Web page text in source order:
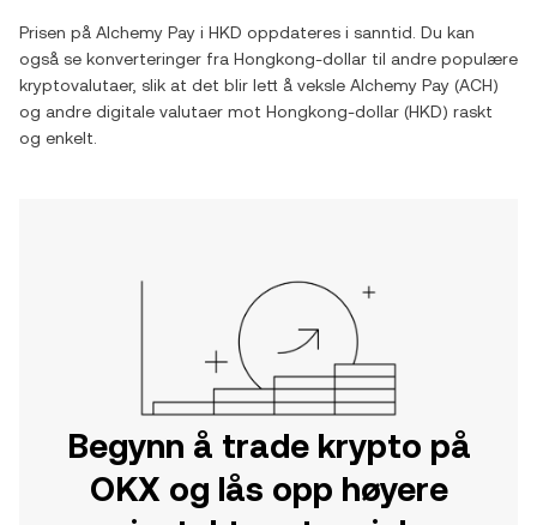
Prisen på Alchemy Pay i HKD oppdateres i sanntid. Du kan
også se konverteringer fra Hongkong-dollar til andre populære
kryptovalutaer, slik at det blir lett å veksle Alchemy Pay (ACH)
og andre digitale valutaer mot Hongkong-dollar (HKD) raskt
og enkelt.
Begynn å trade krypto på
OKX og lås opp høyere